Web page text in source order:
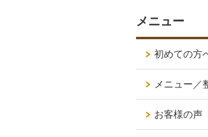
メニュー
初めての方
メニュー／
お客様の声